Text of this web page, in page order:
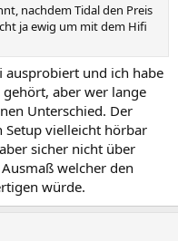
nachdem Tidal den Preis
ja ewig um mit dem Hifi
ausprobiert und ich habe
aber wer lange
Unterschied. Der
vielleicht hörbar
sicher nicht über
welcher den
würde.